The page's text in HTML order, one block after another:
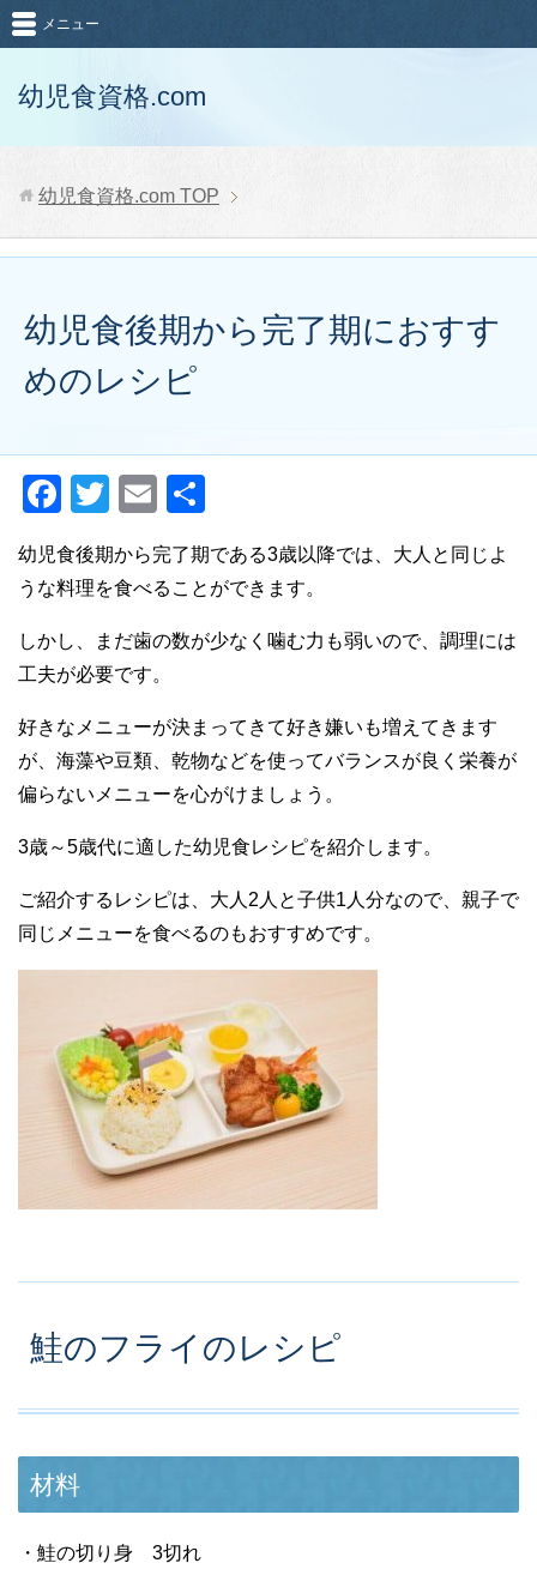
幼児食資格.com
メニュー
幼児食資格.com TOP
幼児食後期から完了期におすす
めのレシピ
F
c
e
b
o
o
k
T
tt
er
E
ail
幼児食後期から完了期である3歳以降では、大人と同じよ
うな料理を食べることができます。
しかし、まだ歯の数が少なく噛む力も弱いので、調理には
工夫が必要です。
好きなメニューが決まってきて好き嫌いも増えてきます
が、海藻や豆類、乾物などを使ってバランスが良く栄養が
偏らないメニューを心がけましょう。
3歳～5歳代に適した幼児食レシピを紹介します。
ご紹介するレシピは、大人2人と子供1人分なので、親子で
同じメニューを食べるのもおすすめです。
鮭のフライのレシピ
材料
・鮭の切り身 3切れ